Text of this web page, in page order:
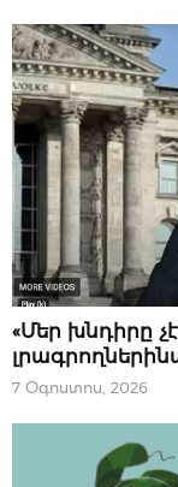
07 ՕԳՈՍՏՈՍԻ, 2026
«Մեր խնդիրը
7 Օգոստոս, 2026